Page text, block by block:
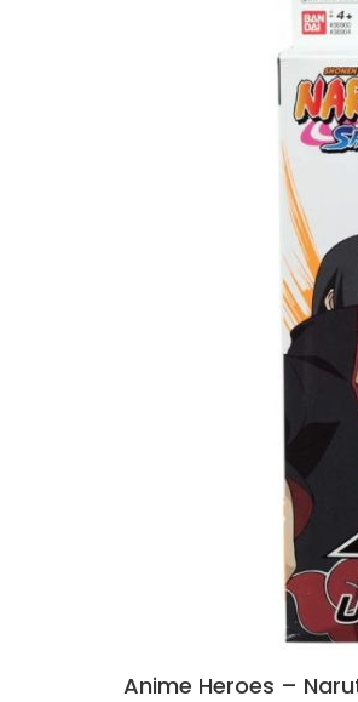
Anime Heroes –